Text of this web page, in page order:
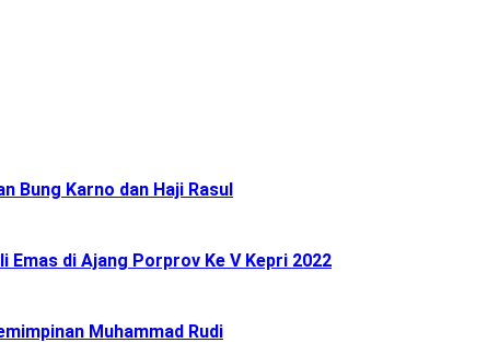
Bung Karno dan Haji Rasul
Emas di Ajang Porprov Ke V Kepri 2022
Muhammad Rudi